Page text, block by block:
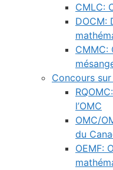
CMLC:
DOCM:
CMMC:
Concours
l’OMC
OMC/
du
OEMF: